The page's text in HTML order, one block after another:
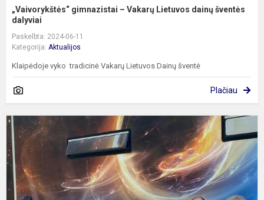
„Vaivorykštės“ gimnazistai – Vakarų Lietuvos dainų šventės
dalyviai
Paskelbta: 2024-06-11
Kategorija: Aktualijos
Klaipėdoje vyko tradicinė Vakarų Lietuvos Dainų šventė
Plačiau